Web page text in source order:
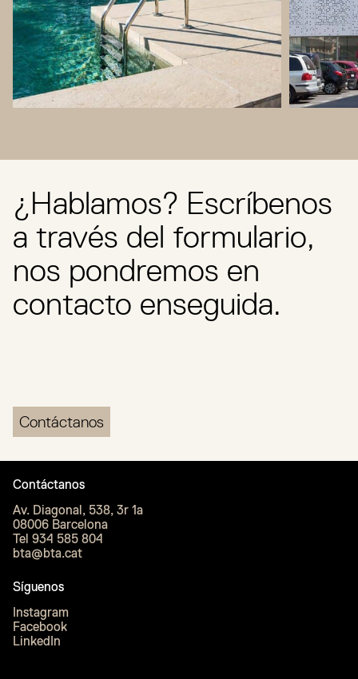
Contáctanos
¿Hablamos? Escríbenos
a través del formulario,
nos pondremos en
contacto enseguida.
Contáctanos
Av. Diagonal, 538, 3r 1a
08006 Barcelona
Tel 934 585 804
bta@bta.cat
Síguenos
Instagram
Facebook
LinkedIn